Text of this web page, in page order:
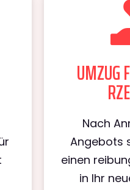
UMZUG
Nach
Angebots
einen
in Ihr